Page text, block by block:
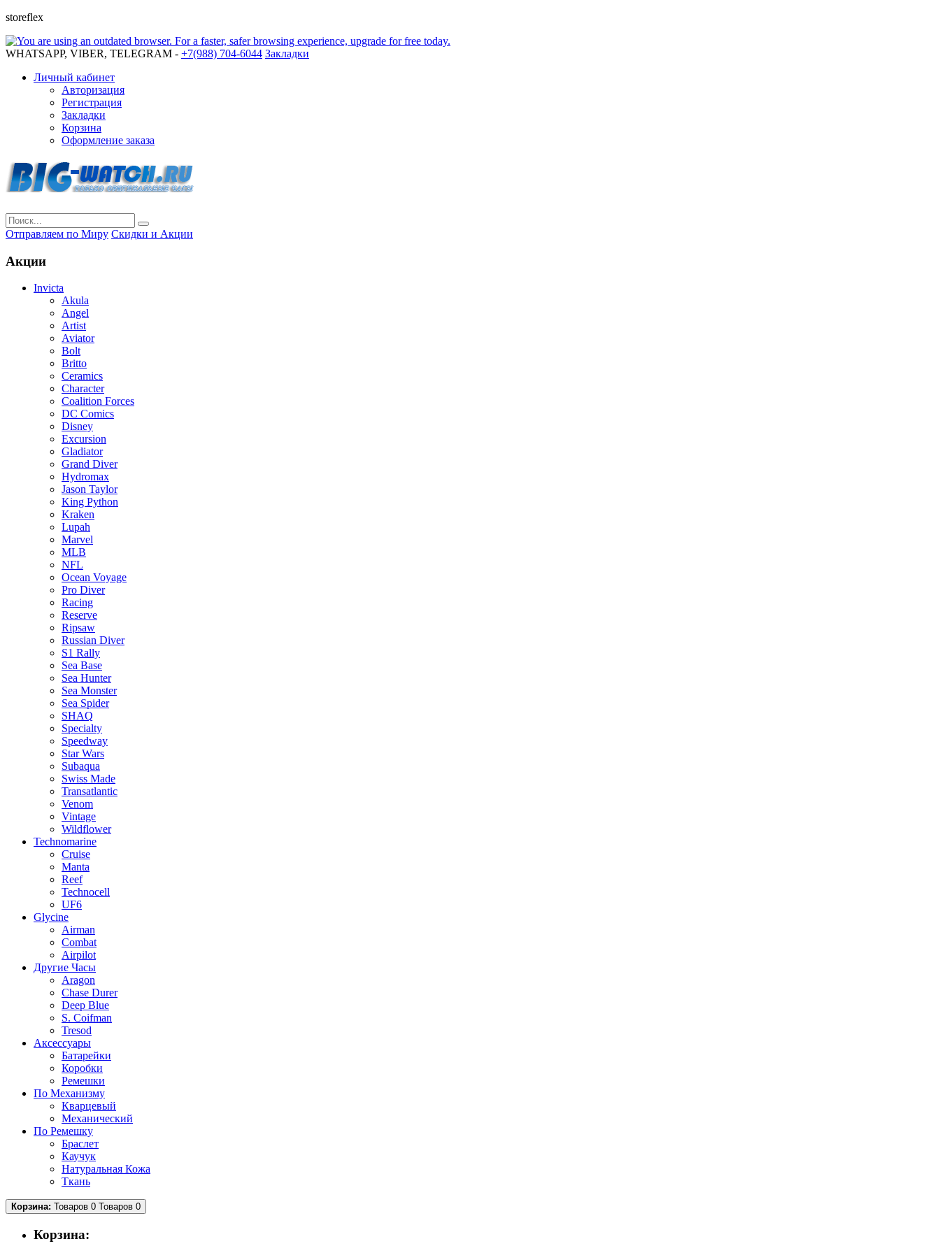
storeflex
WHATSAPP, VIBER, TELEGRAM - +7(988) 704-6044 Закладки
Личный кабинет
Авторизация
Регистрация
Закладки
Корзина
Оформление заказа
Отправляем по Миру Скидки и Акции
Акции
Invicta
Akula
Angel
Artist
Aviator
Bolt
Britto
Ceramics
Character
Coalition Forces
DC Comics
Disney
Excursion
Gladiator
Grand Diver
Hydromax
Jason Taylor
King Python
Kraken
Lupah
Marvel
MLB
NFL
Ocean Voyage
Pro Diver
Racing
Reserve
Ripsaw
Russian Diver
S1 Rally
Sea Base
Sea Hunter
Sea Monster
Sea Spider
SHAQ
Specialty
Speedway
Star Wars
Subaqua
Swiss Made
Transatlantic
Venom
Vintage
Wildflower
Technomarine
Cruise
Manta
Reef
Technocell
UF6
Glycine
Airman
Combat
Airpilot
Другие Часы
Aragon
Chase Durer
Deep Blue
S. Coifman
Tresod
Аксессуары
Батарейки
Коробки
Ремешки
По Механизму
Кварцевый
Механический
По Ремешку
Браслет
Каучук
Натуральная Кожа
Ткань
Корзина: Товаров 0 Товаров 0
Корзина: